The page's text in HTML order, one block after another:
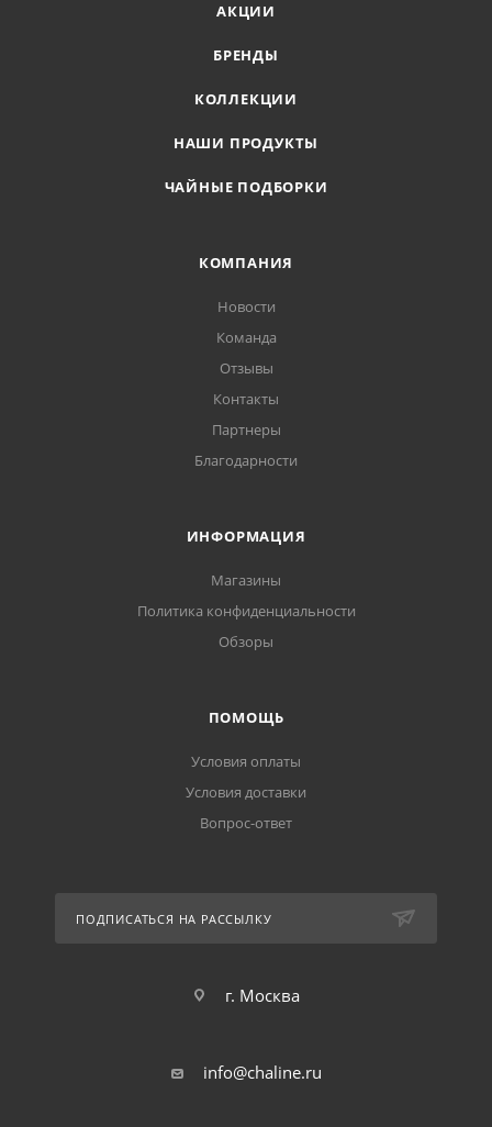
АКЦИИ
БРЕНДЫ
КОЛЛЕКЦИИ
НАШИ ПРОДУКТЫ
ЧАЙНЫЕ ПОДБОРКИ
КОМПАНИЯ
Новости
Команда
Отзывы
Контакты
Партнеры
Благодарности
ИНФОРМАЦИЯ
Магазины
Политика конфиденциальности
Обзоры
ПОМОЩЬ
Условия оплаты
Условия доставки
Вопрос-ответ
ПОДПИСАТЬСЯ НА РАССЫЛКУ
г. Москва
info@chaline.ru